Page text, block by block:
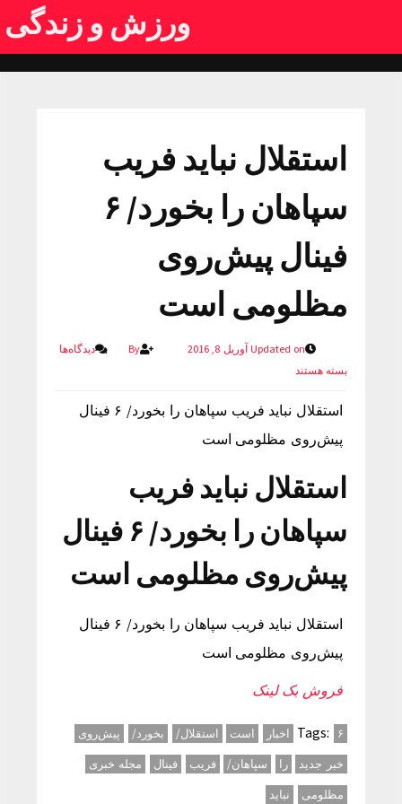
ورزش و زندگی
استقلال نباید فریب
سپاهان را بخورد/ ۶
فینال پیش‌روی
مظلومی است
Updated on آوریل 8, 2016 By
دیدگاه‌ها
بسته هستند
استقلال نباید فریب سپاهان را بخورد/ ۶ فینال
پیش‌روی مظلومی است
استقلال نباید فریب
سپاهان را بخورد/ ۶ فینال
پیش‌روی مظلومی است
استقلال نباید فریب سپاهان را بخورد/ ۶ فینال
پیش‌روی مظلومی است
فروش بک لینک
Tags: ۶ اخبار است استقلال/ بخورد/
پیش‌روی
خبر جدید
را سپاهان/ فریب فینال
مجله خبری
مظلومی
نباید